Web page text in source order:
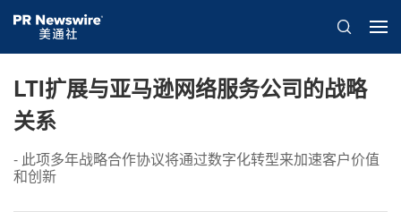
LTI扩展与亚马逊网络服务公司的战略
关系
- 此项多年战略合作协议将通过数字化转型来加速客户价值
和创新